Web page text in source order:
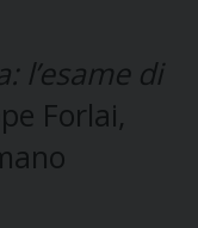
l’esame di
Forlai,